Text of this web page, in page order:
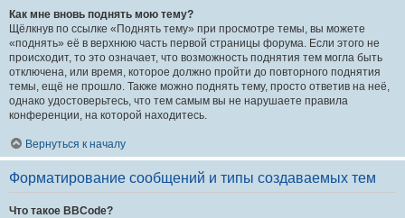
Как мне вновь поднять мою тему?
Щёлкнув по ссылке «Поднять тему» при просмотре темы, вы можете
«поднять» её в верхнюю часть первой страницы форума. Если этого не
происходит, то это означает, что возможность поднятия тем могла быть
отключена, или время, которое должно пройти до повторного поднятия
темы, ещё не прошло. Также можно поднять тему, просто ответив на неё,
однако удостоверьтесь, что тем самым вы не нарушаете правила
конференции, на которой находитесь.
Вернуться к началу
Форматирование сообщений и типы создаваемых тем
Что такое BBCode?